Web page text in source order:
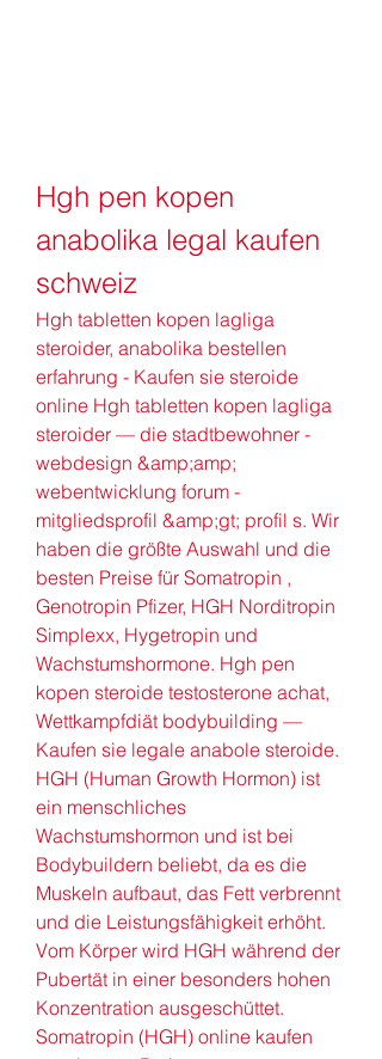
Hgh pen kopen
anabolika legal kaufen
schweiz
Hgh tabletten kopen lagliga
steroider, anabolika bestellen
erfahrung - Kaufen sie steroide
online Hgh tabletten kopen lagliga
steroider — die stadtbewohner -
webdesign &amp;amp;
webentwicklung forum -
mitgliedsprofil &amp;gt; profil s. Wir
haben die größte Auswahl und die
besten Preise für Somatropin ,
Genotropin Pfizer, HGH Norditropin
Simplexx, Hygetropin und
Wachstumshormone. Hgh pen
kopen steroide testosterone achat,
Wettkampfdiät bodybuilding —
Kaufen sie legale anabole steroide.
HGH (Human Growth Hormon) ist
ein menschliches
Wachstumshormon und ist bei
Bodybuildern beliebt, da es die
Muskeln aufbaut, das Fett verbrennt
und die Leistungsfähigkeit erhöht.
Vom Körper wird HGH während der
Pubertät in einer besonders hohen
Konzentration ausgeschüttet.
Somatropin (HGH) online kaufen